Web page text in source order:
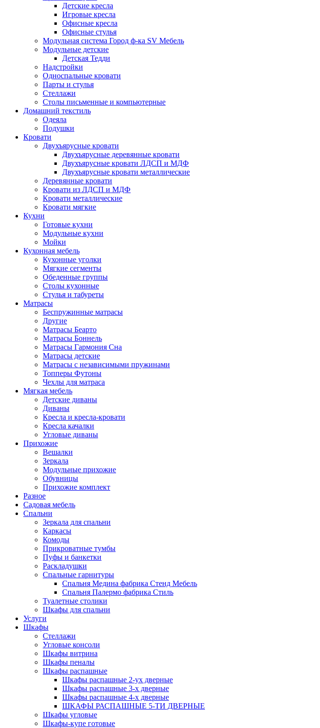
Детские кресла
Игровые кресла
Офисные кресла
Офисные стулья
Модульная система Город ф-ка SV Мебель
Модульные детские
Детская Тедди
Надстройки
Односпальные кровати
Парты и стулья
Стеллажи
Столы письменные и компьютерные
Домашний текстиль
Одеяла
Подушки
Кровати
Двухъярусные кровати
Двухъярусные деревянные кровати
Двухъярусные кровати ЛДСП и МДФ
Двухъярусные кровати металлические
Деревянные кровати
Кровати из ЛДСП и МДФ
Кровати металлические
Кровати мягкие
Кухни
Готовые кухни
Модульные кухни
Мойки
Кухонная мебель
Кухонные уголки
Мягкие сегменты
Обеденные группы
Столы кухонные
Стулья и табуреты
Матрасы
Беспружинные матрасы
Другие
Матрасы Беарто
Матрасы Боннель
Матрасы Гармония Сна
Матрасы детские
Матрасы с независимыми пружинами
Топперы Футоны
Чехлы для матраса
Мягкая мебель
Детские диваны
Диваны
Кресла и кресла-кровати
Кресла качалки
Угловые диваны
Прихожие
Вешалки
Зеркала
Модульные прихожие
Обувницы
Прихожие комплект
Разное
Садовая мебель
Спальни
Зеркала для спальни
Каркасы
Комоды
Прикроватные тумбы
Пуфы и банкетки
Раскладушки
Спальные гарнитуры
Спальня Медина фабрика Стенд Мебель
Спальня Палермо фабрика Стиль
Туалетные столики
Шкафы для спальни
Услуги
Шкафы
Стеллажи
Угловые консоли
Шкафы витрина
Шкафы пеналы
Шкафы распашные
Шкафы распашные 2-ух дверные
Шкафы распашные 3-х дверные
Шкафы распашные 4-х дверные
ШКАФЫ РАСПАШНЫЕ 5-ТИ ДВЕРНЫЕ
Шкафы угловые
Шкафы-купе готовые